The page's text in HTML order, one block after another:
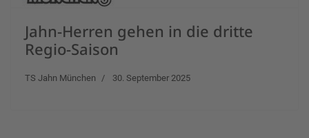
Jahn-Herren gehen in die dritte
Regio-Saison
TS Jahn München 30. September 2025